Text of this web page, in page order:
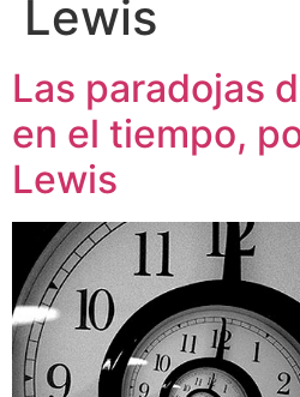
Lewis
Las paradojas
en el tiempo,
Lewis